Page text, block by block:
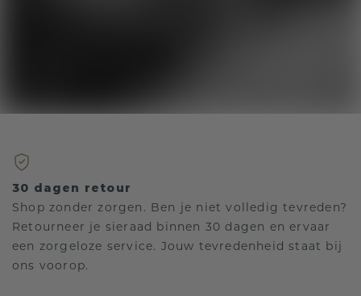
30 dagen retour
Shop zonder zorgen. Ben je niet volledig tevreden?
Retourneer je sieraad binnen 30 dagen en ervaar
een zorgeloze service. Jouw tevredenheid staat bij
ons voorop.